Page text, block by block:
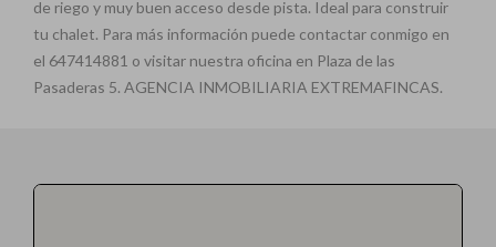
de riego y muy buen acceso desde pista. Ideal para construir
tu chalet. Para más información puede contactar conmigo en
el 647414881 o visitar nuestra oficina en Plaza de las
Pasaderas 5. AGENCIA INMOBILIARIA EXTREMAFINCAS.